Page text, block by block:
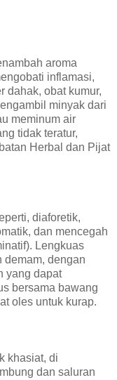
aroma
inflamasi,
dahak, obat kumur,
minyak dari
meminum air
tidak teratur,
Herbal dan Pijat
diaforetik,
dan mencegah
Lengkuas
demam, dengan
yang dapat
bersama bawang
oles untuk kurap.
khasiat, di
dan saluran